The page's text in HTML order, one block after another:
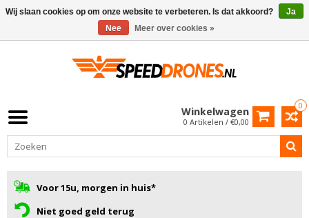
0
Winkelwagen
0 Artikelen / €0,00
Voor 15u, morgen in huis*
Niet goed geld terug
Wij slaan cookies op om onze website te verbeteren. Is dat akkoord?
Ja
Nee
Meer over cookies »